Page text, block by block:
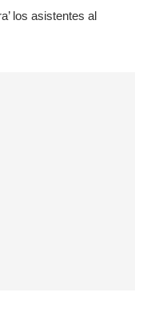
los asistentes al